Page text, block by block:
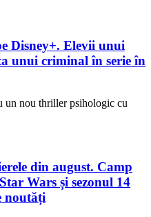
Disney+. Elevii unui
unui criminal în serie în
un nou thriller psihologic cu
din august. Camp
Wars și sezonul 14
noutăți